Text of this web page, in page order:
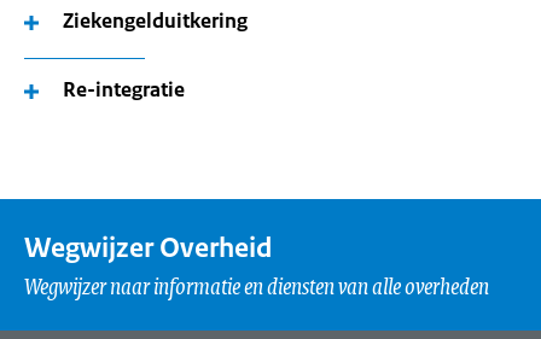
Ziekengelduitkering
Re-integratie
Wegwijzer Overheid
Wegwijzer naar informatie en diensten van alle overheden